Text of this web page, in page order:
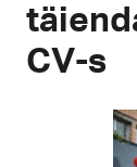
CV-s